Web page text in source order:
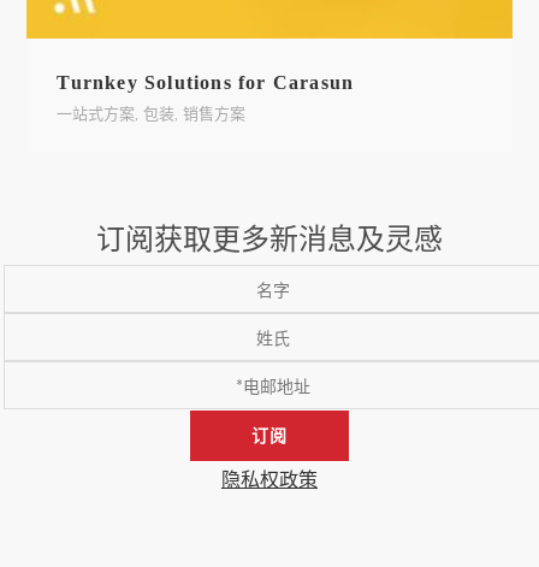
Turnkey Solutions for Carasun
一站式方案 包装 销售方案
订阅获取更多新消息及灵感
订阅
隐私权政策